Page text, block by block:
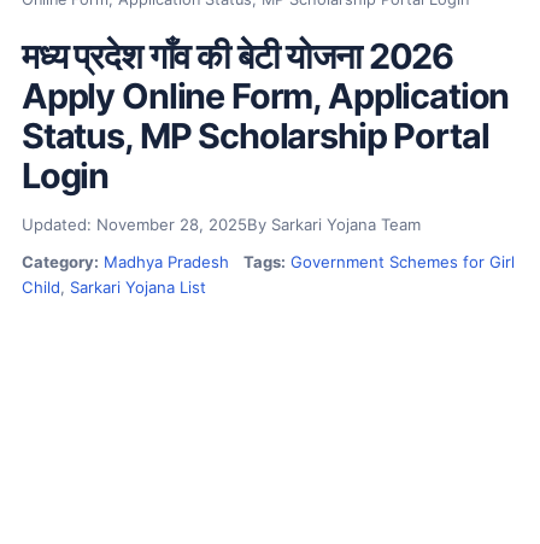
मध्य प्रदेश गाँव की बेटी योजना 2026
Apply Online Form, Application
Status, MP Scholarship Portal
Login
Updated: November 28, 2025By Sarkari Yojana Team
Category: Madhya Pradesh Tags: Government Schemes for Girl
Child, Sarkari Yojana List